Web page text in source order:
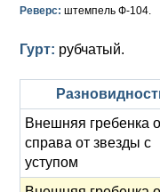
Реверс: штемпель Ф-104.
Гурт: рубчатый.
Внешняя гребенка
справа от звезды с
уступом